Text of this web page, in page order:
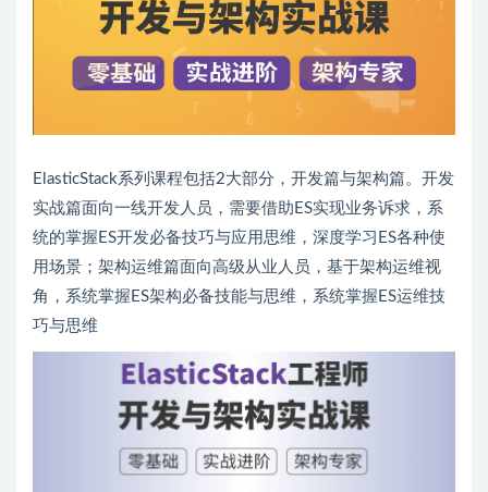
ElasticStack系列课程包括2大部分，开发篇与架构篇。开发
实战篇面向一线开发人员，需要借助ES实现业务诉求，系
统的掌握ES开发必备技巧与应用思维，深度学习ES各种使
用场景；架构运维篇面向高级从业人员，基于架构运维视
角，系统掌握ES架构必备技能与思维，系统掌握ES运维技
巧与思维